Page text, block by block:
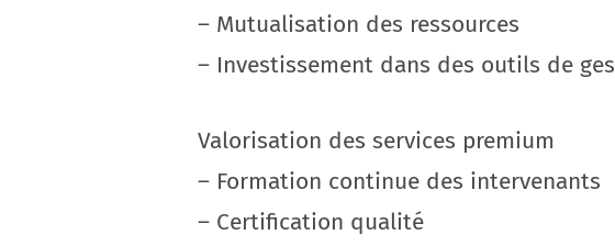
– Mutualisation des ressources
– Investissement dans des outils de
Valorisation des services premium
– Formation continue des intervenants
– Certification qualité